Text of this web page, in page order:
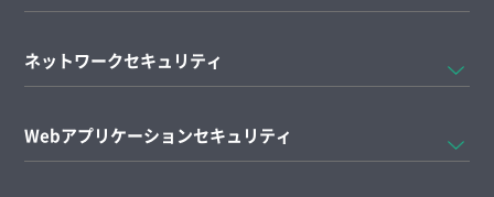
ネットワークセキュリティ
Webアプリケーションセキュリティ